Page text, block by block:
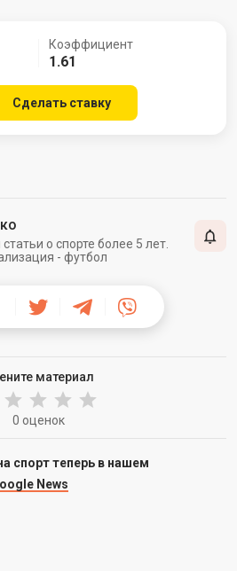
Коэффициент
1.61
Сделать ставку
о спорте более 5 лет.
- футбол
материал
0 оценок
спорт теперь в нашем
News